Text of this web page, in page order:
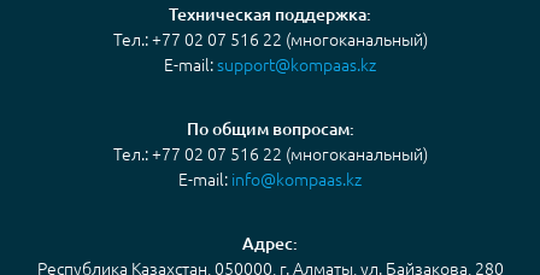
Техническая поддержка:
Тел.: +77 02 07 516 22 (многоканальный)
E-mail:support@kompaas.kz
По общим вопросам:
Тел.: +77 02 07 516 22 (многоканальный)
E-mail: info@kompaas.kz
Адрес:
Республика Казахстан, 050000, г. Алматы, ул. Байзакова, 280